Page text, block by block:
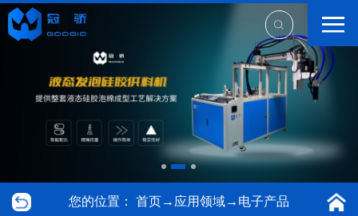
您的位置： 首页→ 应用领域→ 电子产品